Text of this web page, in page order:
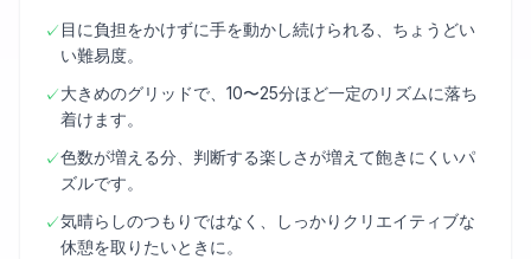
✓ 目に負担をかけずに手を動かし続けられる、ちょうどい
い難易度。
✓大きめのグリッドで、10〜25分ほど一定のリズムに落ち
着けます。
✓色数が増える分、判断する楽しさが増えて飽きにくいパ
ズルです。
✓気晴らしのつもりではなく、しっかりクリエイティブな
休憩を取りたいときに。